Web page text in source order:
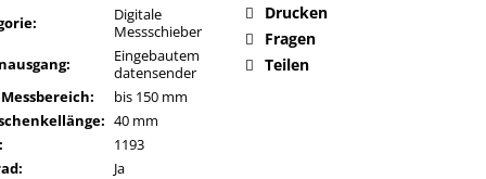
:
Digitale
Messschieber
:
Eingebautem
datensender
:
bis 150 mm
: 40 mm
:
1193
:
Ja
Drucken
Fragen
Teilen